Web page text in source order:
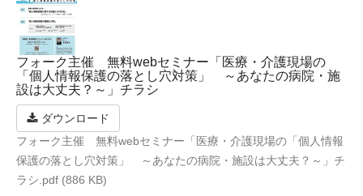
フォーク主催 無料webセミナー「医療・介護現場の
「個人情報保護の落とし穴対策」 ～あなたの病院・施
設は大丈夫？～」チラシ
ダウンロード
フォーク主催 無料webセミナー「医療・介護現場の「個人情報
保護の落とし穴対策」 ～あなたの病院・施設は大丈夫？～」チ
ラシ.pdf (886 KB)